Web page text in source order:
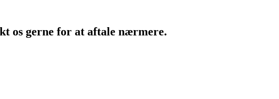
os gerne for at aftale nærmere.